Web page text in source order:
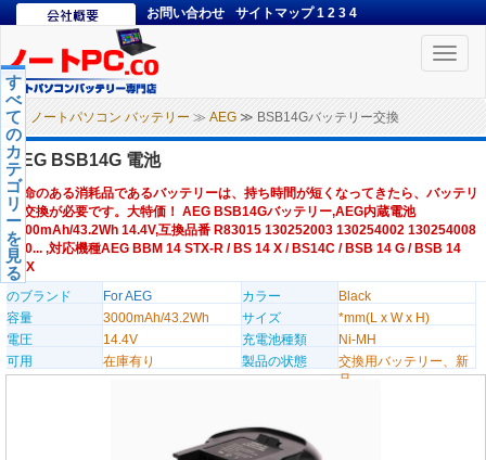
お問い合わせ サイトマップ 1 2 3 4
Toggle
ノートパソコン バッテリー ≫ AEG ≫ BSB14Gバッテリー交換
す
べ
て
の
カ
テ
ゴ
リ
ー
を
見
る
AEG BSB14G 電池
寿命のある消耗品であるバッテリーは、持ち時間が短くなってきたら、バッテリ
ー交換が必要です。大特価！ AEG BSB14Gバッテリー,AEG内蔵電池
3000mAh/43.2Wh 14.4V,互換品番 R83015 130252003 130254002 130254008
070... ,対応機種AEG BBM 14 STX-R / BS 14 X / BS14C / BSB 14 G / BSB 14
STX
のブランド
For AEG カラー
Black
容量
3000mAh/43.2Wh サイズ
*mm(L x W x H)
電圧
14.4V 充電池種類
Ni-MH
可用
在庫有り 製品の状態
交換用バッテリー、新
品